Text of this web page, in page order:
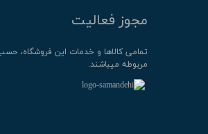
مجوز فعالیت
تمامی كالاها و خدمات این فروشگاه،
مربوطه میباشند.